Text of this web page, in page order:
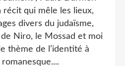
récit qui mêle les lieux,
divers du judaïsme,
de Niro, le Mossad et moi
thème de l’identité à